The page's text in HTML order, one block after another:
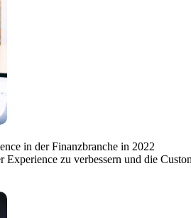
in der Finanzbranche in 2022
zu verbessern und die